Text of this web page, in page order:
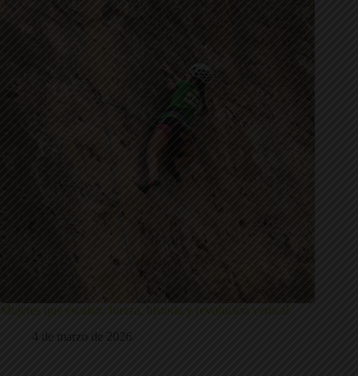
Mujeres que escalan: fuerza, historia y revolución vertical
4 de marzo de 2026